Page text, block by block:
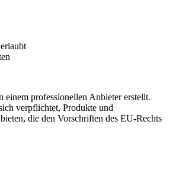
einem professionellen Anbieter erstellt.
verpflichtet, Produkte und
die den Vorschriften des EU-Rechts